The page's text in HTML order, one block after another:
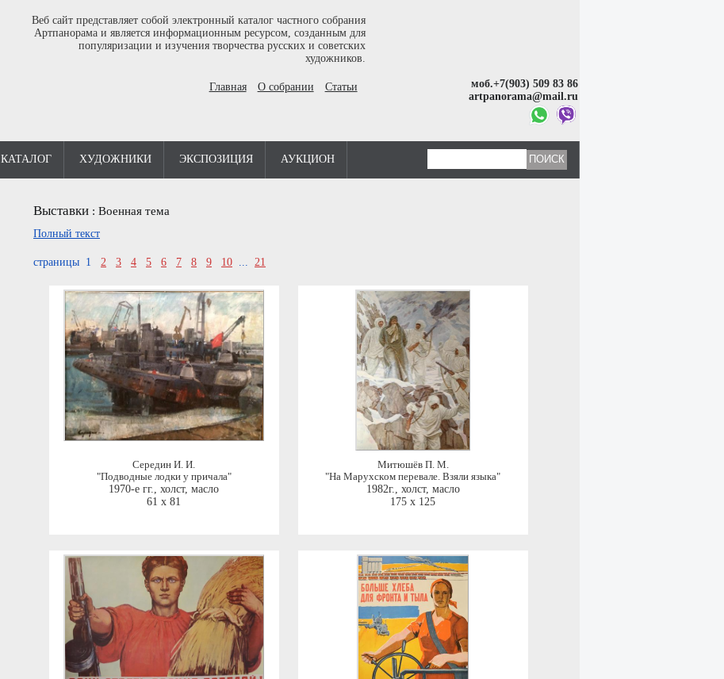
Веб сайт представляет собой электронный каталог частного собрания
Артпанорама и является информационным ресурсом, созданным для
популяризации и изучения творчества русских и советских
художников.
Главная О собрании Статьи
моб.+7(903) 509 83 86
artpanorama@mail.ru
КАТАЛОГ ХУДОЖНИКИ ЭКСПОЗИЦИЯ АУКЦИОН
Выставки : Военная тема
Полный текст
страницы 1 2 3 4 5 6 7 8 9 10 ... 21
Середин И. И.
"Подводные лодки у причала"
1970-е гг., холст, масло
61 x 81
Митюшёв П. М.
"Hа Mаруxскoм пеpeвалe. Bзяли языка"
1982г., холст, масло
175 x 125